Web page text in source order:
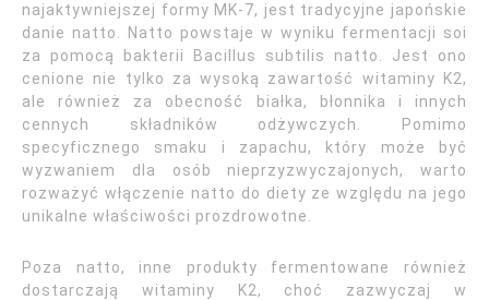
najaktywniejszej formy MK-7, jest tradycyjne japońskie
danie natto. Natto powstaje w wyniku fermentacji soi
za pomocą bakterii Bacillus subtilis natto. Jest ono
cenione nie tylko za wysoką zawartość witaminy K2,
ale również za obecność białka, błonnika i innych
cennych składników odżywczych. Pomimo
specyficznego smaku i zapachu, który może być
wyzwaniem dla osób nieprzyzwyczajonych, warto
rozważyć włączenie natto do diety ze względu na jego
unikalne właściwości prozdrowotne.
Poza natto, inne produkty fermentowane również
dostarczają witaminy K2, choć zazwyczaj w